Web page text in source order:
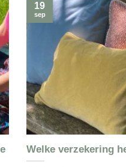
Welke verzekering
19
sep